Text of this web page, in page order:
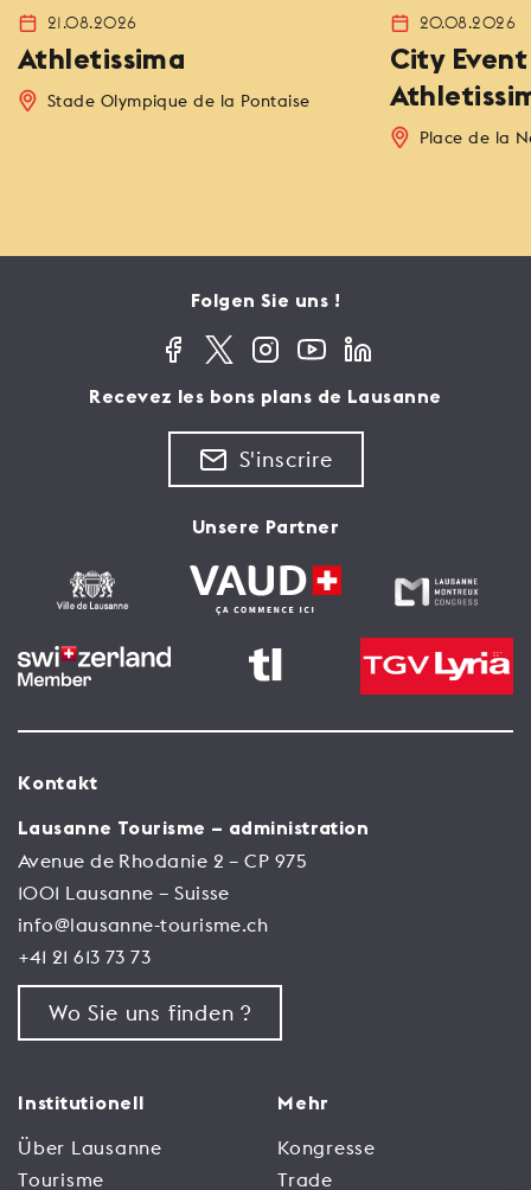
21.08.2026
Athletissima
Stade Olympique de la Pontaise
20.08.2026
City
Place de la
Folgen Sie uns !
Recevez les bons plans de Lausanne
S'inscrire
Unsere Partner
Kontakt
Lausanne Tourisme – administration
Avenue de Rhodanie 2 – CP 975
1001 Lausanne – Suisse
info@lausanne-tourisme.ch
+41 21 613 73 73
Wo Sie uns finden ?
Institutionell
Über Lausanne
Tourisme
Mehr
Kongresse
Trade